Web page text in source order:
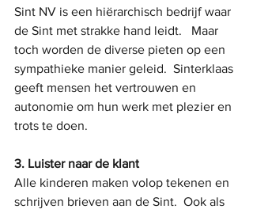
Sint NV is een hiërarchisch bedrijf waar
de Sint met strakke hand leidt.   Maar
toch worden de diverse pieten op een
sympathieke manier geleid.  Sinterklaas
geeft mensen het vertrouwen en
autonomie om hun werk met plezier en
trots te doen.
3. Luister naar de klant
Alle kinderen maken volop tekenen en
schrijven brieven aan de Sint.  Ook als